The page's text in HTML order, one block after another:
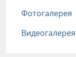
Фотогалерея
Видеогалерея